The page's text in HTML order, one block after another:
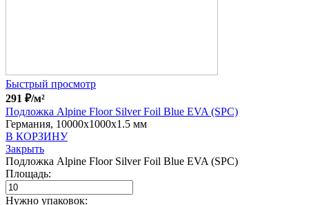
Быстрый просмотр
291 ₽/м²
Подложка Alpine Floor Silver Foil Blue EVA (SPC)
Германия, 10000x1000x1.5 мм
В КОРЗИНУ
Закрыть
Подложка Alpine Floor Silver Foil Blue EVA (SPC)
Площадь:
Нужно упаковок: